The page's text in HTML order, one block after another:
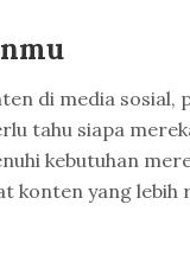
di media sosial,
tahu siapa
kebutuhan
konten yang lebih